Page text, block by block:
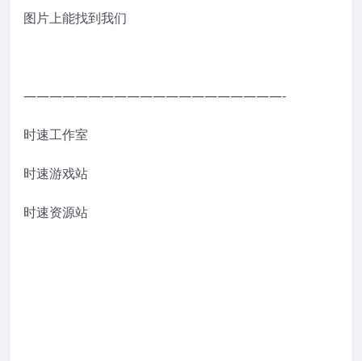
图片上能找到我们
————————————————————-
时速工作室
时速游戏站
时速资源站